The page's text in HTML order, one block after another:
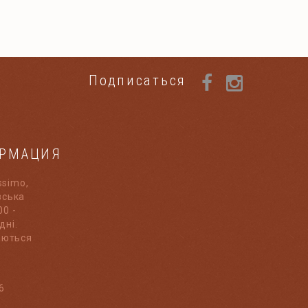
Подписаться
-